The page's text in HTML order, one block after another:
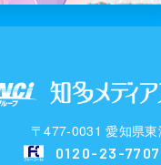
〒477-0031 愛知県
0120-23-7707